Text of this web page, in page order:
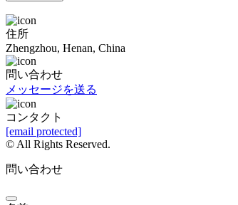
住所
Zhengzhou, Henan, China
問い合わせ
メッセージを送る
コンタクト
[email protected]
© All Rights Reserved.
問い合わせ